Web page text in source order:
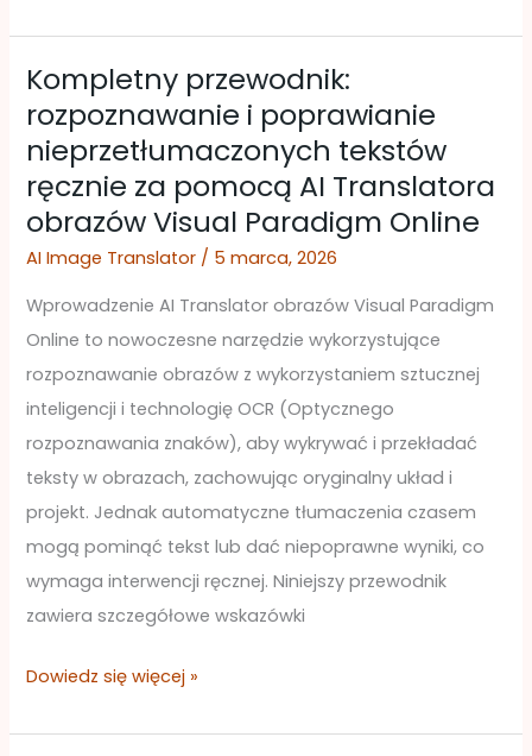
Kompletny przewodnik:
rozpoznawanie i poprawianie
nieprzetłumaczonych tekstów
ręcznie za pomocą AI Translatora
obrazów Visual Paradigm Online
AI Image Translator / 5 marca, 2026
Wprowadzenie AI Translator obrazów Visual Paradigm
Online to nowoczesne narzędzie wykorzystujące
rozpoznawanie obrazów z wykorzystaniem sztucznej
inteligencji i technologię OCR (Optycznego
rozpoznawania znaków), aby wykrywać i przekładać
teksty w obrazach, zachowując oryginalny układ i
projekt. Jednak automatyczne tłumaczenia czasem
mogą pominąć tekst lub dać niepoprawne wyniki, co
wymaga interwencji ręcznej. Niniejszy przewodnik
zawiera szczegółowe wskazówki
Kompletny
przewodnik:
rozpoznawanie
i
poprawianie
nieprzetłumaczonych
ręcznie
za
pomocą
AI
Translatora
obrazów
Visual
Paradigm
Online
Dowiedz się więcej »